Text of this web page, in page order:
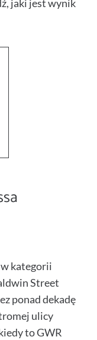
jaki jest wynik
kategorii
Street
ponad dekadę
ulicy
to GWR